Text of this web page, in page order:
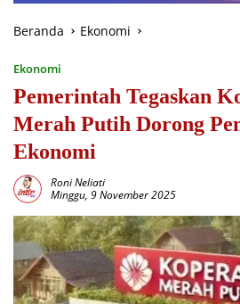
Beranda Ekonomi
Ekonomi
Pemerintah Tegaskan
Merah Putih Dorong
Ekonomi
Roni Neliati
Minggu, 9 November 2025